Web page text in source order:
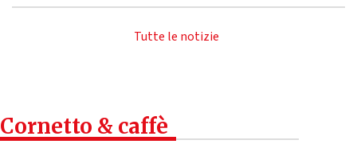
Tutte le notizie
Cornetto & caffè